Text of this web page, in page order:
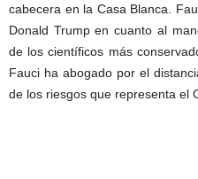
cabecera en la Casa Blanca.
Donald Trump en cuanto al
de los científicos más
Fauci ha abogado por el
de los riesgos que representa el